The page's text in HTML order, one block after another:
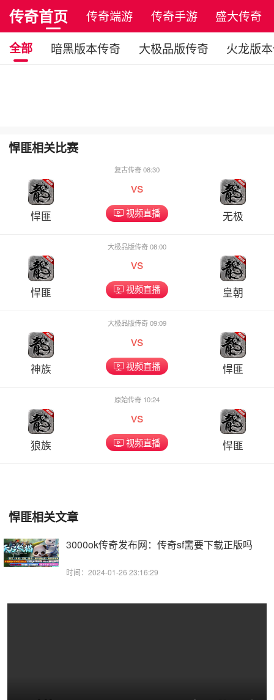
传奇首页 传奇端游 传奇手游
盛大传奇
全部
暗黑版本传奇 大极品版传奇 火龙版
悍匪相关比赛
悍匪
复古传奇 08:30
vs
视频直播 无极
悍匪
大极品版传奇 08:00
vs
视频直播 皇朝
神族
大极品版传奇 09:09
vs
视频直播 悍匪
狼族
原始传奇 10:24
vs
视频直播 悍匪
悍匪相关文章
3000ok传奇发布网：传奇sf需要下载正版吗
时间：2024-01-26 23:16:29